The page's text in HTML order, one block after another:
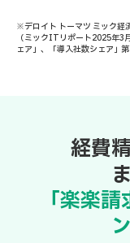
※デロイト トーマツ ミック経
（ミックITリポート2025年
ェア」、「導入社数シェア」
経費
「楽楽